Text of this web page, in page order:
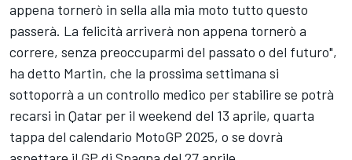
appena tornerò in sella alla mia moto tutto questo
passerà. La felicità arriverà non appena tornerò a
correre, senza preoccuparmi del passato o del futuro",
ha detto Martin, che la prossima settimana si
sottoporrà a un controllo medico per stabilire se potrà
recarsi in Qatar per il weekend del 13 aprile, quarta
tappa del calendario MotoGP 2025, o se dovrà